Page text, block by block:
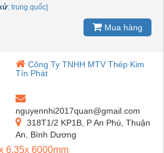
: trung quốc]
Mua hàng
Công Ty TNHH MTV Thép Kim
Tín Phát
nguyennhi2017quan@gmail.com
318T1/2 KP1B, P An Phú, Thuận
An, Bình Dương
6.35x 6000mm